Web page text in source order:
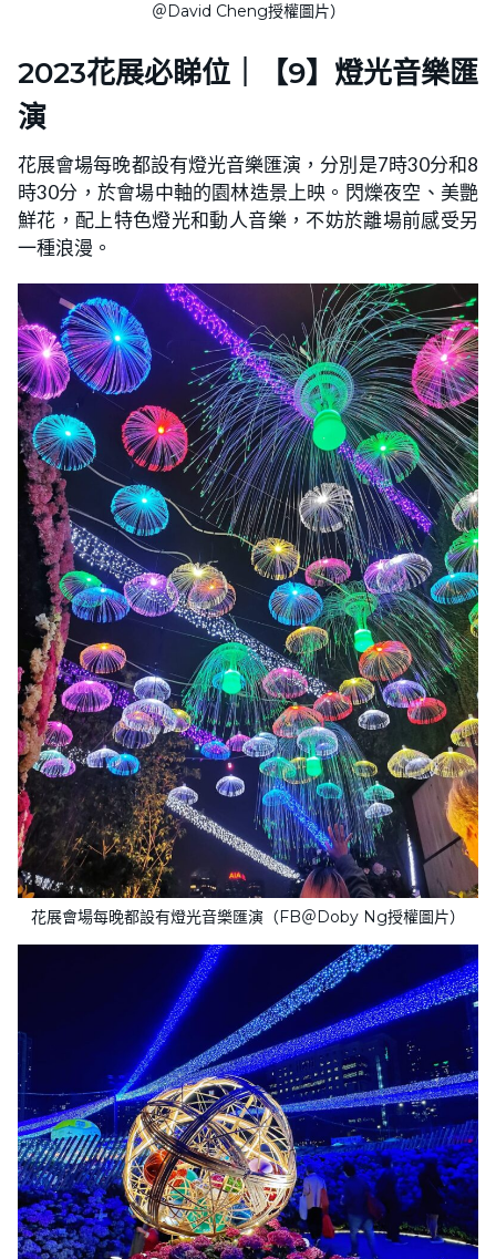
＠David Cheng授權圖片）
2023花展必睇位｜【9】燈光音樂匯
演
花展會場每晚都設有燈光音樂匯演，分別是7時30分和8
時30分，於會場中軸的園林造景上映。閃爍夜空、美艷
鮮花，配上特色燈光和動人音樂，不妨於離場前感受另
一種浪漫。
花展會場每晚都設有燈光音樂匯演（FB＠Doby Ng授權圖片）